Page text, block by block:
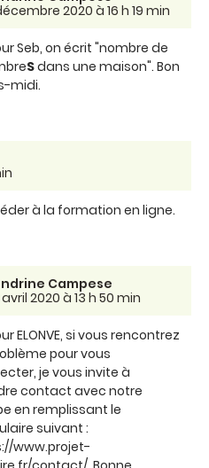
2020 à 16 h 19 min
Seb, on écrit "nombre de
Sdans une maison". Bon
midi.
à la formation en ligne.
Campese
2020 à 13 h 50 min
ELONVE, si vous rencontrez
pour vous
je vous invite à
contact avec notre
en remplissant le
suivant :
www.projet-